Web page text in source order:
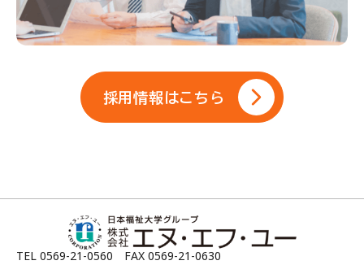
採用情報はこちら
TEL 0569-21-0560 FAX 0569-21-0630